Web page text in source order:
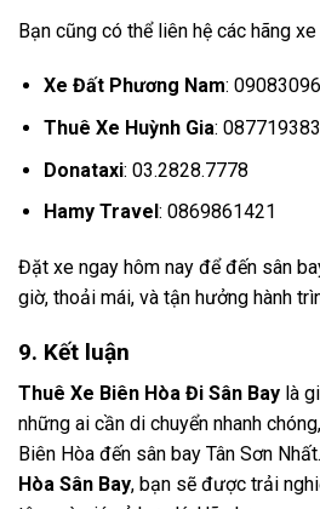
Bạn cũng có thể liên hệ các hãng
Xe Đất Phương Nam:
Thuê Xe Huỳnh Gia:
Donataxi: 03.2828.7778
Hamy Travel: 0869861421
Đặt xe ngay hôm nay để đến sân
giờ, thoải mái, và tận hưởng hành
9. Kết luận
Thuê Xe Biên Hòa Đi Sân Bay là
những ai cần di chuyển nhanh
Biên Hòa đến sân bay Tân Sơn
Hòa Sân Bay, bạn sẽ được trải